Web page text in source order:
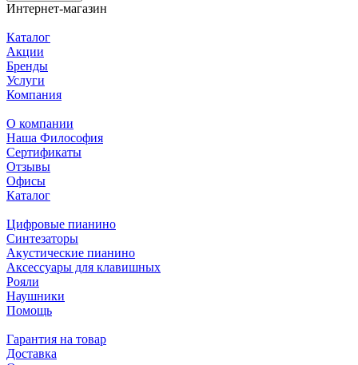
Интернет-магазин
Каталог
Акции
Бренды
Услуги
Компания
О компании
Наша Философия
Сертификаты
Отзывы
Офисы
Каталог
Цифровые пианино
Синтезаторы
Акустические пианино
Аксессуары для клавишных
Рояли
Наушники
Помощь
Гарантия на товар
Доставка